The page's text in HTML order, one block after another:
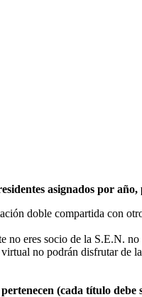
asignados por
doble compartida con
eres socio de la S.E.N.
no podrán disfrutar de
(cada título